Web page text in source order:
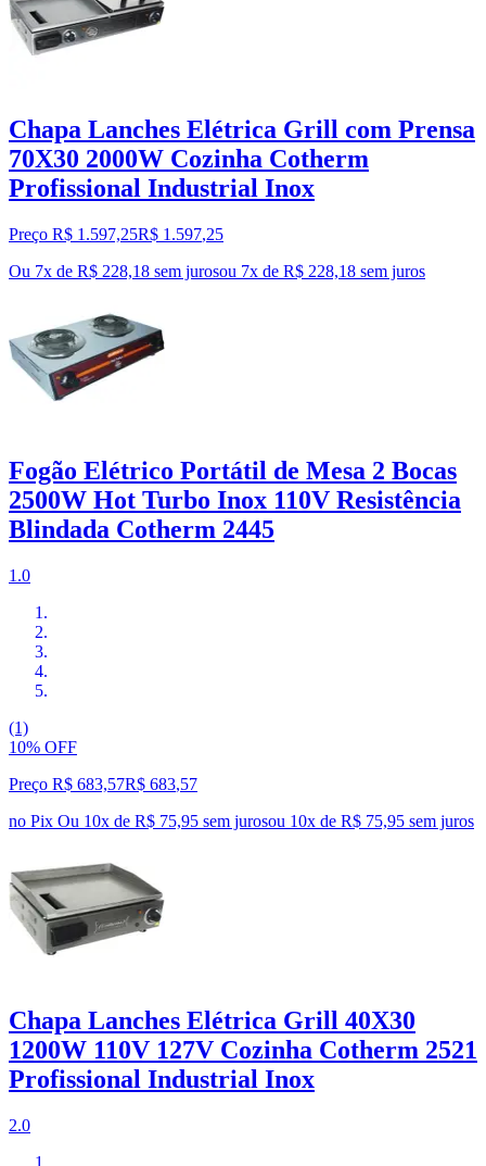
Chapa Lanches Elétrica Grill com Prensa
70X30 2000W Cozinha Cotherm
Profissional Industrial Inox
Preço R$ 1.597,25R$ 1.597,25
Ou 7x de R$ 228,18 sem jurosou 7x de R$ 228,18 sem juros
Fogão Elétrico Portátil de Mesa 2 Bocas
2500W Hot Turbo Inox 110V Resistência
Blindada Cotherm 2445
1.0
(1)
10% OFF
Preço R$ 683,57R$ 683,57
no Pix Ou 10x de R$ 75,95 sem jurosou 10x de R$ 75,95 sem juros
Chapa Lanches Elétrica Grill 40X30
1200W 110V 127V Cozinha Cotherm 2521
Profissional Industrial Inox
2.0